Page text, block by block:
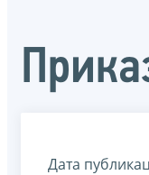
Дата